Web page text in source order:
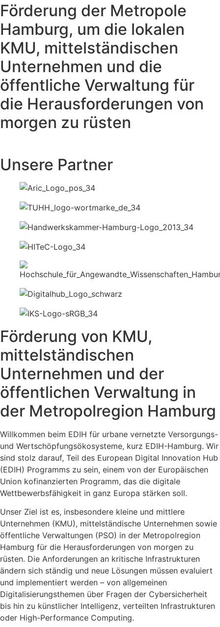
Förderung der Metropole
Hamburg, um die lokalen
KMU, mittelständischen
Unternehmen und die
öffentliche Verwaltung für
die Herausforderungen von
morgen zu rüsten
Unsere Partner
Förderung von KMU,
mittelständischen
Unternehmen und der
öffentlichen Verwaltung in
der Metropolregion Hamburg
Willkommen beim EDIH für urbane vernetzte Versorgungs-
und Wertschöpfungsökosysteme, kurz EDIH-Hamburg. Wir
sind stolz darauf, Teil des European Digital Innovation Hub
(EDIH) Programms zu sein, einem von der Europäischen
Union kofinanzierten Programm, das die digitale
Wettbewerbsfähigkeit in ganz Europa stärken soll.
Unser Ziel ist es, insbesondere kleine und mittlere
Unternehmen (KMU), mittelständische Unternehmen sowie
öffentliche Verwaltungen (PSO) in der Metropolregion
Hamburg für die Herausforderungen von morgen zu
rüsten. Die Anforderungen an kritische Infrastrukturen
ändern sich ständig und neue Lösungen müssen evaluiert
und implementiert werden – von allgemeinen
Digitalisierungsthemen über Fragen der Cybersicherheit
bis hin zu künstlicher Intelligenz, verteilten Infrastrukturen
oder High-Performance Computing.